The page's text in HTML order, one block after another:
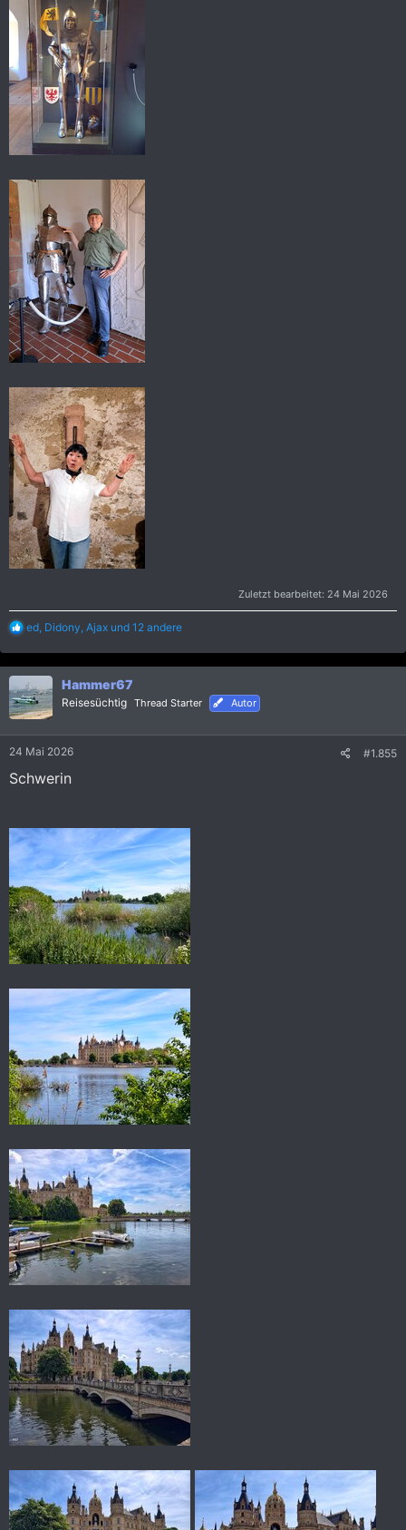
Zuletzt bearbeitet: 24 Mai 2026
R
a
k
t
i
o
n
:
ed Didony Ajax und 12 andere
Hammer67
Reisesüchtig Thread Starter Autor
24 Mai 2026 #1.855
Schwerin